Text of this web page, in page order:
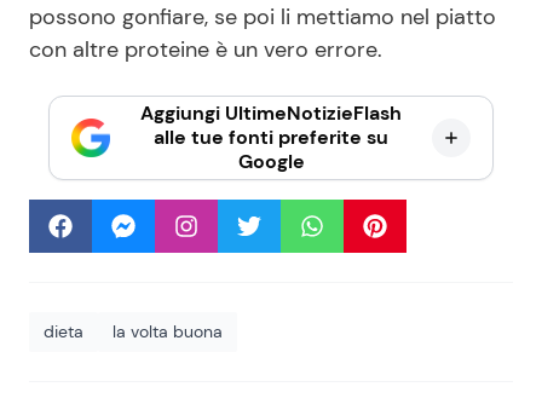
possono gonfiare, se poi li mettiamo nel piatto
con altre proteine è un vero errore.
Aggiungi UltimeNotizieFlash
alle tue fonti preferite su
Google
dieta la volta buona